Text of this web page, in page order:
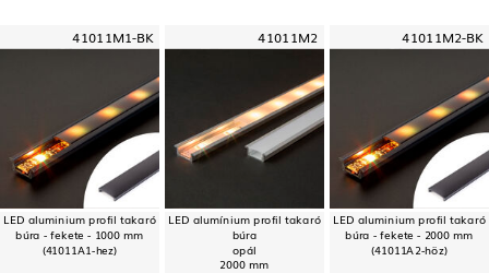
41011M1-BK
LED aluminium profil takaró
búra - fekete - 1000 mm
(41011A1-hez)
41011M2
LED alumínium profil takaró
búra
opál
2000 mm
41011M2-BK
LED aluminium profil takaró
búra - fekete - 2000 mm
(41011A2-höz)